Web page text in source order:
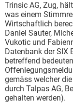
Trinsic AG, Zug,
was einem
Wirtschaftlich
Daniel Sauter,
Vukotic und
Datenbank der SIX
betreffend
gemäss welcher
durch Talpas AG,
gehalten werden).